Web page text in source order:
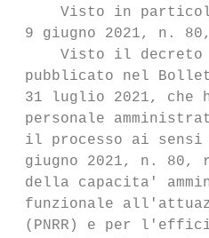
Visto in
9 giugno 2021, n.
Visto il
pubblicato nel
31 luglio 2021, che
personale
il processo ai
giugno 2021, n. 80,
della capacita'
funzionale
(PNRR) e per